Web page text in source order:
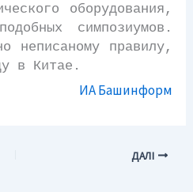
оборудования,
симпозиумов.
неписаному правилу,
в Китае.
ИА Башинформ
ДАЛІ